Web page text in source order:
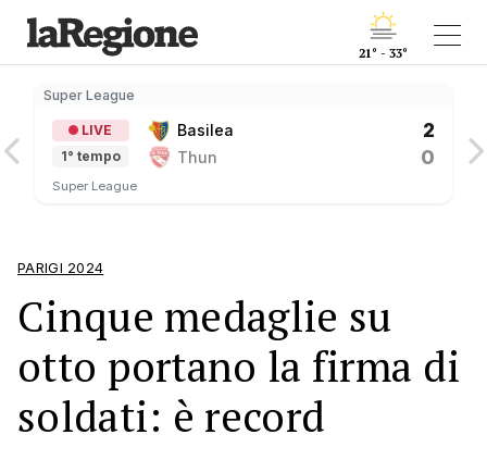
21° - 33°
Super League
LIVE
1° tempo
Basilea 2
Thun 0
Super League
PARIGI 2024
Cinque medaglie su
otto portano la firma di
soldati: è record